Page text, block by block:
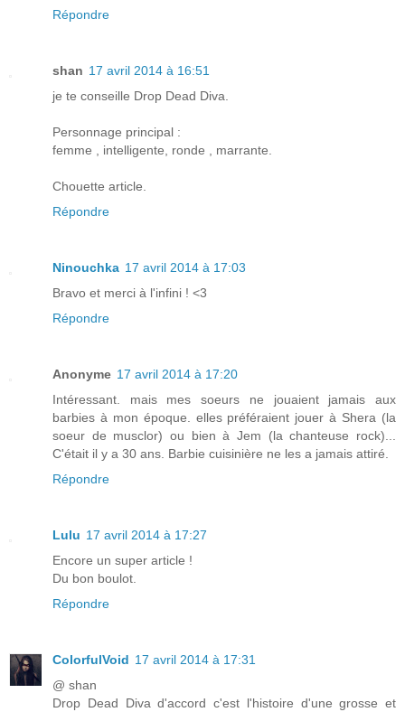
Répondre
shan 17 avril 2014 à 16:51
je te conseille Drop Dead Diva.
Personnage principal :
femme , intelligente, ronde , marrante.
Chouette article.
Répondre
Ninouchka 17 avril 2014 à 17:03
Bravo et merci à l'infini ! <3
Répondre
Anonyme 17 avril 2014 à 17:20
Intéressant. mais mes soeurs ne jouaient jamais aux
barbies à mon époque. elles préféraient jouer à Shera (la
soeur de musclor) ou bien à Jem (la chanteuse rock)...
C'était il y a 30 ans. Barbie cuisinière ne les a jamais attiré.
Répondre
Lulu 17 avril 2014 à 17:27
Encore un super article !
Du bon boulot.
Répondre
ColorfulVoid 17 avril 2014 à 17:31
@ shan
Drop Dead Diva d'accord c'est l'histoire d'une grosse et